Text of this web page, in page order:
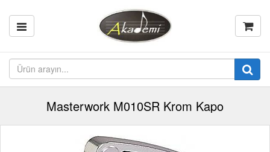
Masterwork M010SR Krom Kapo